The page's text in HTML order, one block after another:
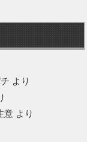
より
意より